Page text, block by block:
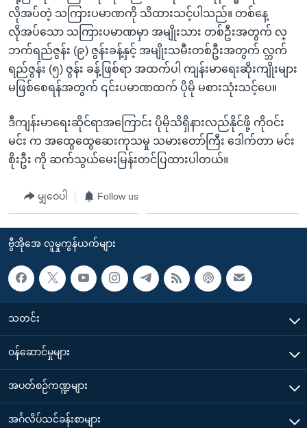
လိုအပ်တဲ့ သကြားပမာဏကို သိထားသင့်ပါသည်။ တစ်နေ့
လိုအပ်သော သကြားပမာဏမှာ အမျိုးသား တစ်ဦးအတွက် လ္
ဘက်ရည်ဇွန်း (၉) ဇွန်းခန့်နှင့် အမျိုးသမီးတစ်ဦးအတွက် လ္ဘက်
ရည်ဇွန်း (၅) ဇွန်း ခန့်ဖြစ်ရာ အထက်ပါ ကျန်းမာရေးဆိုးကျိုးများ
မဖြစ်စေရန်အတွက် ၎င်းပမာဏထက် ပိုမို မစားသုံးသင့်ပေ။
ဒီကျန်းမာရေးဆိုင်ရာအကြောင်း ပိုမိုသိရှိနားလည်နိုင်ဖို့ ကိုဝင်း
မင်း က အထွေထွေဆေးကုသမှု သမားတော်ကြီး ဒေါက်တာ မင်း
စိုးဦး ကို ဆက်သွယ်မေးမြန်းတင်ပြထားပါတယ်။
မျှဝေပါ Follow us
ဗွီအိုအေ လူမှုကွန်ယက်များ
သတင်း
၀န်ဆောင်မှုများ
အပတ်စဉ်ကဏ္ဍများ
အင်္ဂလိပ်သင်ခန်းစာများ